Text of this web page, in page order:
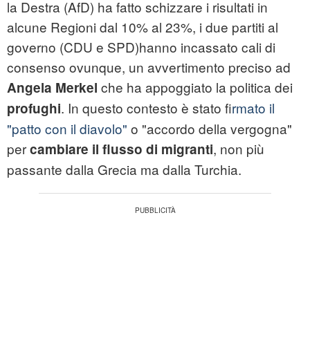
la Destra (AfD) ha fatto schizzare i risultati in
alcune Regioni dal 10% al 23%, i due partiti al
governo (CDU e SPD)hanno incassato cali di
consenso ovunque, un avvertimento preciso ad
Angela Merkel che ha appoggiato la politica dei
profughi. In questo contesto è stato firmato il
"patto con il diavolo" o "accordo della vergogna"
percambiare il flusso di migranti, non più
passante dalla Grecia ma dalla Turchia.